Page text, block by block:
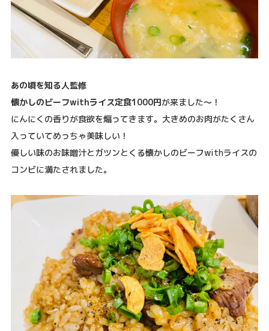
あの頃を知る人監修
懐かしのビーフwithライス定食1000円が来ました〜！
にんにくの香りが食欲を煽ってきます。大きめのお肉がたくさん
入っていてめっちゃ美味しい！
優しい味のお味噌汁とガツンとくる懐かしのビーフwithライスの
コンビに満たされました。